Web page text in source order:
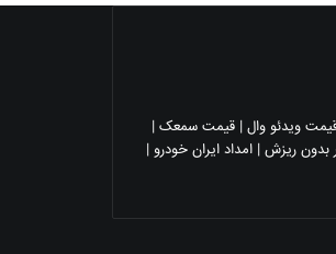
ویدئو وال | قیمت سمعک |
بدون ریزش | امداد ایران خودرو |